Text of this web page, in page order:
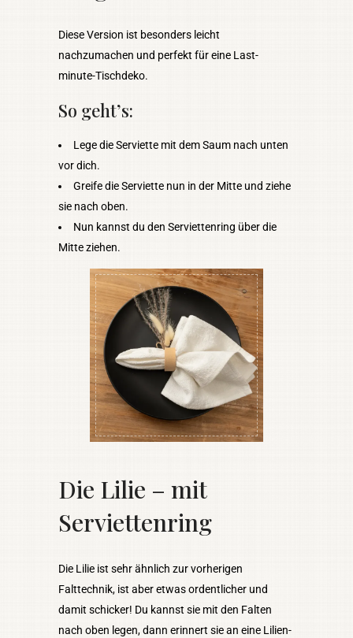
Diese Version ist besonders leicht
nachzumachen und perfekt für eine Last-
minute-Tischdeko.
So geht’s:
Lege die Serviette mit dem Saum nach unten
vor dich.
Greife die Serviette nun in der Mitte und ziehe
sie nach oben.
Nun kannst du den Serviettenring über die
Mitte ziehen.
Die Lilie – mit
Serviettenring
Die Lilie ist sehr ähnlich zur vorherigen
Falttechnik, ist aber etwas ordentlicher und
damit schicker! Du kannst sie mit den Falten
nach oben legen, dann erinnert sie an eine Lilien-